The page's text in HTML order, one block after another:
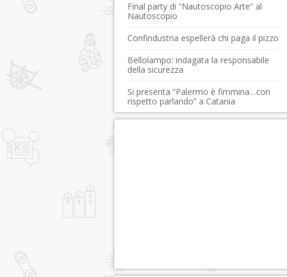
Final party di “Nautoscopio Arte” al
Nautoscopio
Confindustria espellerà chi paga il pizzo
Bellolampo: indagata la responsabile
della sicurezza
Si presenta “Palermo è fimmina…con
rispetto parlando” a Catania